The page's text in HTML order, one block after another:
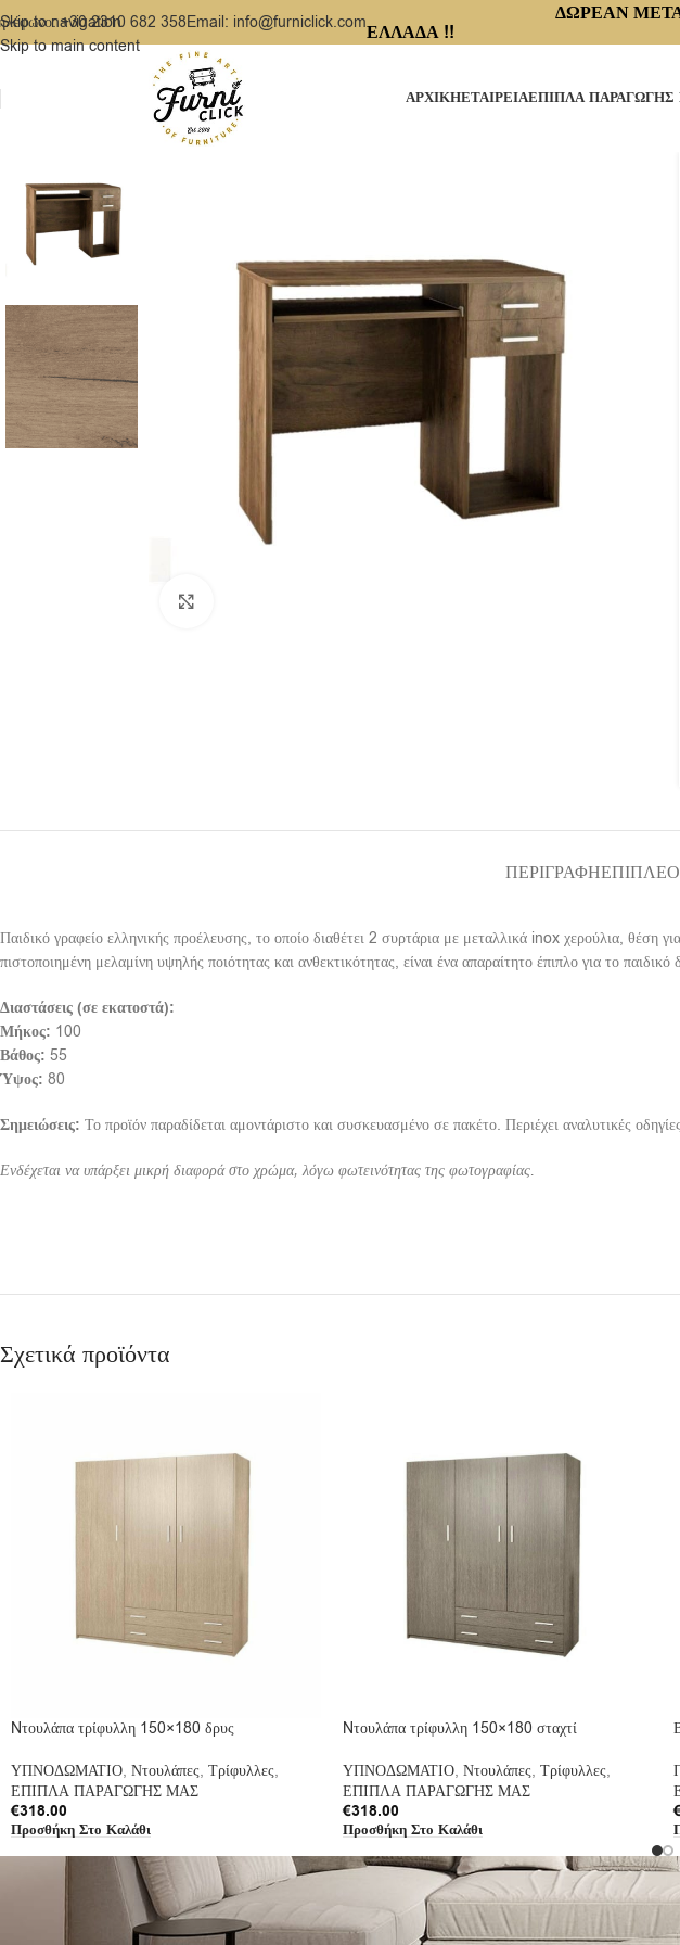
Skip to navigation
Skip to main content
+30 2310 682 358Email: info@furniclick.com
ΔΩΡΕΑΝ
ΕΛΛΑΔΑ !!
ΑΡΧΙΚΗΕΤΑΙΡΕΙΑΕΠΙΠΛΑ
ΠΕΡΙΓΡΑΦΉ
Παιδικό γραφείο ελληνικής προέλευσης, το οποίο διαθέτει 2 συρτάρια με μεταλλικά inox χερούλια,
πιστοποιημένη μελαμίνη υψηλής ποιότητας και ανθεκτικότητας, είναι ένα απαραίτητο έπιπλο για το παιδικό
Διαστάσεις (σε εκατοστά):
Μήκος: 100
Βάθος: 55
Ύψος: 80
Σημειώσεις: Το προϊόν παραδίδεται αμοντάριστο και συσκευασμένο σε πακέτο. Περιέχει αναλυτικές
Ενδέχεται να υπάρξει μικρή διαφορά στο χρώμα, λόγω φωτεινότητας της φωτογραφίας.
Σχετικά προϊόντα
Nτουλάπα τρίφυλλη 150×180 δρυς
ΥΠΝΟΔΩΜΑΤΙΟ, Ντουλάπες, Τρίφυλλες,
ΕΠΙΠΛΑ ΠΑΡΑΓΩΓΗΣ ΜΑΣ
€318.00
Προσθήκη Στο Καλάθι
Nτουλάπα τρίφυλλη 150×180 σταχτί
ΥΠΝΟΔΩΜΑΤΙΟ, Ντουλάπες, Τρίφυλλες,
ΕΠΙΠΛΑ ΠΑΡΑΓΩΓΗΣ ΜΑΣ
€318.00
Προσθήκη Στο Καλάθι